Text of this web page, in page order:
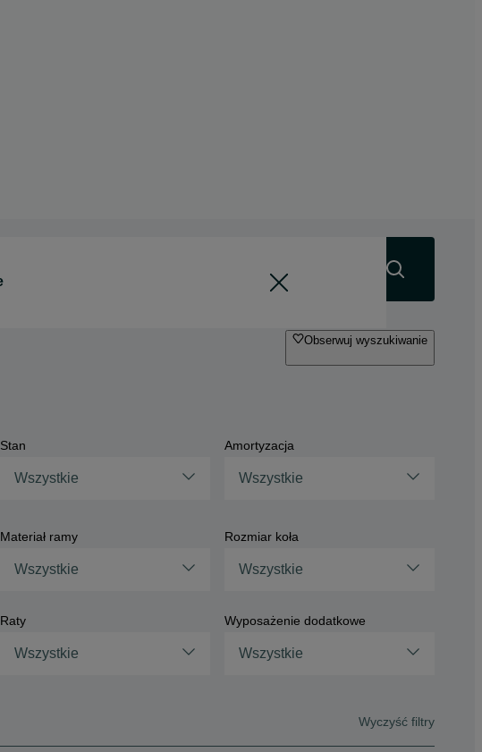
Obserwuj wyszukiwanie
Stan
Wszystkie
Amortyzacja
Wszystkie
Materiał ramy
Wszystkie
Rozmiar koła
Wszystkie
Raty
Wszystkie
Wyposażenie dodatkowe
Wszystkie
Wyczyść filtry